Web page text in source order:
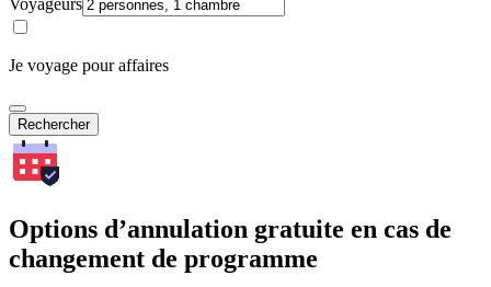
Je voyage pour affaires
Rechercher
Options d’annulation gratuite en cas de
changement de programme